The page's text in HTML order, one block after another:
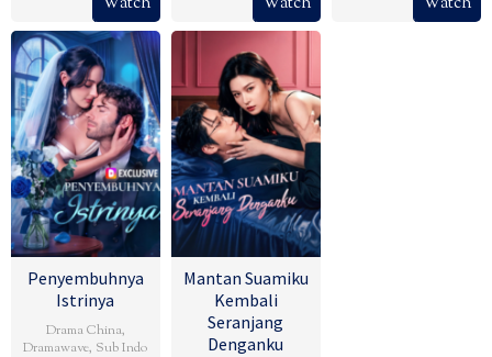
Penyembuhnya
Istrinya
Drama China,
Dramawave, Sub Indo
Mantan Suamiku
Kembali
Seranjang
Denganku